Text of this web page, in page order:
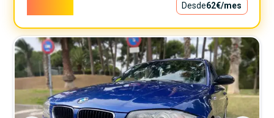
Desde62€/mes